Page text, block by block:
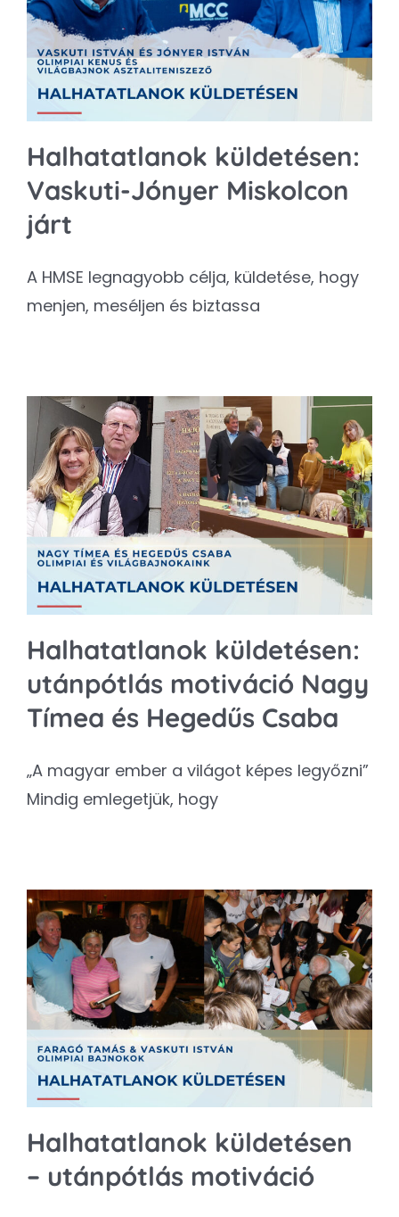
Kapcsolat
SEARCH
Halhatatlanok küldetésen:
Vaskuti-Jónyer Miskolcon
járt
A HMSE legnagyobb célja, küldetése, hogy
menjen, meséljen és biztassa
Halhatatlanok küldetésen:
utánpótlás motiváció Nagy
Tímea és Hegedűs Csaba
„A magyar ember a világot képes legyőzni”
Mindig emlegetjük, hogy
Halhatatlanok küldetésen
– utánpótlás motiváció